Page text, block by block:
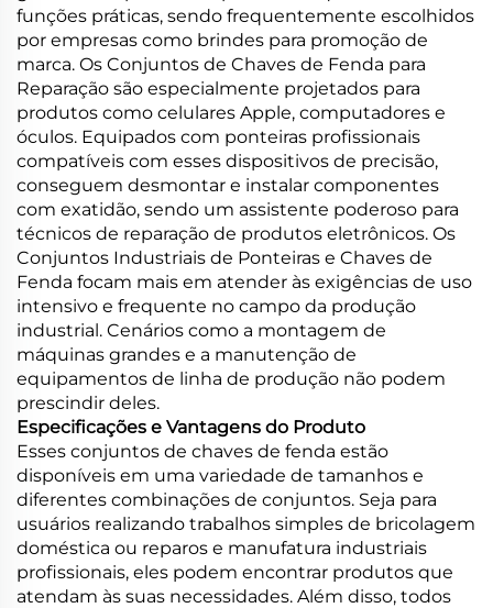
funções práticas, sendo frequentemente escolhidos
por empresas como brindes para promoção de
marca. Os Conjuntos de Chaves de Fenda para
Reparação são especialmente projetados para
produtos como celulares Apple, computadores e
óculos. Equipados com ponteiras profissionais
compatíveis com esses dispositivos de precisão,
conseguem desmontar e instalar componentes
com exatidão, sendo um assistente poderoso para
técnicos de reparação de produtos eletrônicos. Os
Conjuntos Industriais de Ponteiras e Chaves de
Fenda focam mais em atender às exigências de uso
intensivo e frequente no campo da produção
industrial. Cenários como a montagem de
máquinas grandes e a manutenção de
equipamentos de linha de produção não podem
prescindir deles.
Especificações e Vantagens do Produto
Esses conjuntos de chaves de fenda estão
disponíveis em uma variedade de tamanhos e
diferentes combinações de conjuntos. Seja para
usuários realizando trabalhos simples de bricolagem
doméstica ou reparos e manufatura industriais
profissionais, eles podem encontrar produtos que
atendam às suas necessidades. Além disso, todos